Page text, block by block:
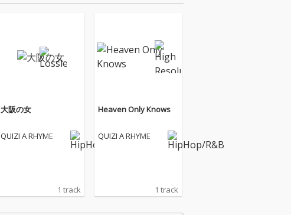
大阪の女
QUIZI A RHYME
1 track
Heaven Only Knows
QUIZI A RHYME
1 track